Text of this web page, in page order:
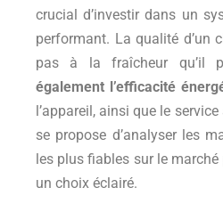
crucial d’investir dans un
performant. La qualité d’un
pas à la fraîcheur qu’il
également l’efficacité
l’appareil, ainsi que le
se propose d’analyser les
les plus fiables sur le
un choix éclairé.